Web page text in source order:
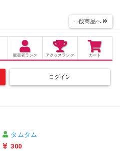
一般商品へ
販売者ランク アクセス ランク カート
ログイン
タムタム
300